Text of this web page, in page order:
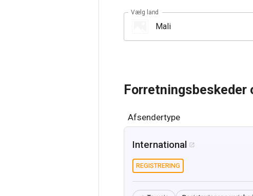
Vælg land
Forretningsbeskeder
Afsendertype
International 
REGISTRERING